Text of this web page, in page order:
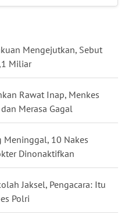
Mengejutkan, Sebut
Miliar
Rawat Inap, Menkes
Merasa Gagal
Meninggal, 10 Nakes
Dinonaktifkan
Jaksel, Pengacara: Itu
Polri